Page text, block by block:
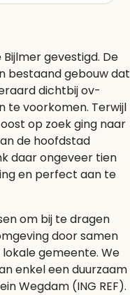
gevestigd. De
bestaand gebouw dat
dichtbij ov-
te voorkomen. Terwijl
op zoek ging naar
de hoofdstad
daar ongeveer tien
en perfect aan te
om bij te dragen
door samen
gemeente. We
enkel een duurzaam
Wegdam (ING REF).